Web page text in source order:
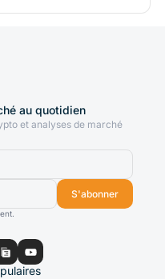
au quotidien
et analyses de marché
S'abonner